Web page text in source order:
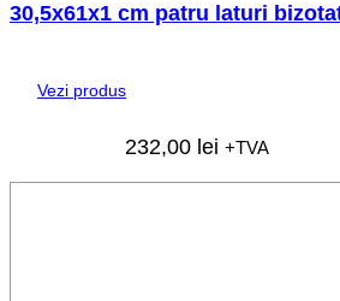
30,5x61x1 cm patru laturi
Vezi produs
232,00 lei +TVA